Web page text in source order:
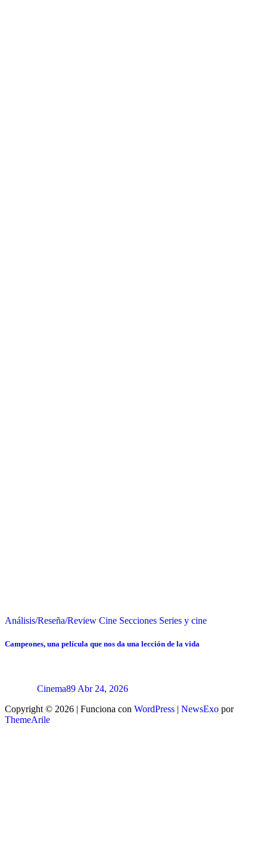
Análisis/Reseña/Review Cine Secciones Series y cine
Campeones, una película que nos da una lección de la vida
Cinema89 Abr 24, 2026
Copyright © 2026 | Funciona con WordPress | NewsExo por
ThemeArile